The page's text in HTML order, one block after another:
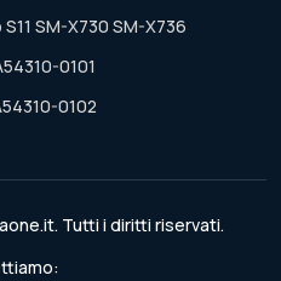
SM-X730 SM-X736
0101
0102
Tutti i diritti riservati.